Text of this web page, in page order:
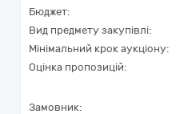
Бюджет:
Вид предмету закупівлі:
Мінімальний крок аукціону:
Оцінка пропозицій:
Замовник: